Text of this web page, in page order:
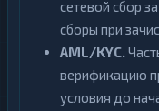
сетевой сбор
сборы при
AML/KYC.
верификацию
условия до